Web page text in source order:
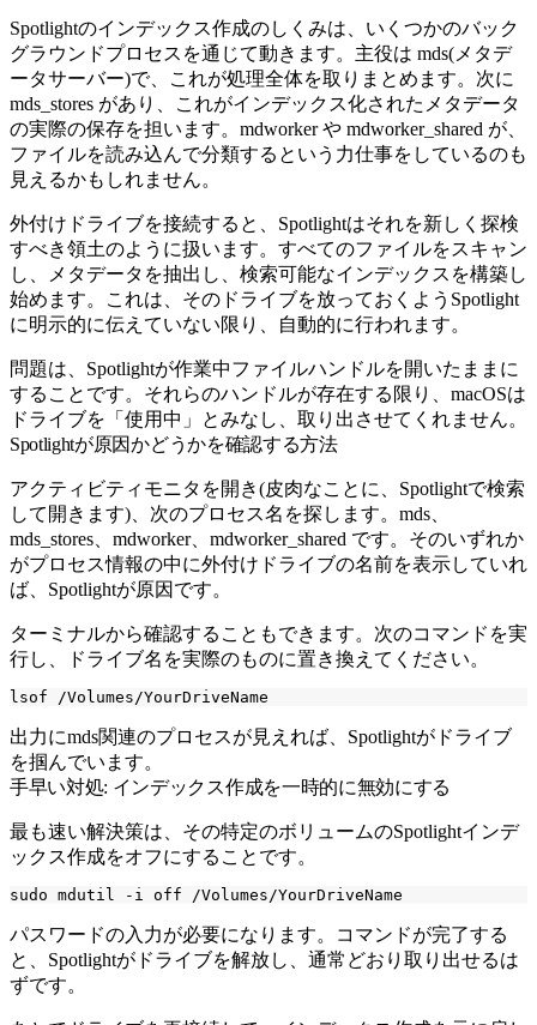
Spotlightのインデックス作成のしくみは、いくつかのバック
グラウンドプロセスを通じて動きます。主役は mds(メタデ
ータサーバー)で、これが処理全体を取りまとめます。次に
mds_stores があり、これがインデックス化されたメタデータ
の実際の保存を担います。 mdworkerや mdworker_shared が、
ファイルを読み込んで分類するという力仕事をしているのも
見えるかもしれません。
外付けドライブを接続すると、Spotlightはそれを新しく探検
すべき領土のように扱います。すべてのファイルをスキャン
し、メタデータを抽出し、検索可能なインデックスを構築し
始めます。これは、そのドライブを放っておくようSpotlight
に明示的に伝えていない限り、自動的に行われます。
問題は、Spotlightが作業中ファイルハンドルを開いたままに
することです。それらのハンドルが存在する限り、macOSは
ドライブを「使用中」とみなし、取り出させてくれません。
Spotlightが原因かどうかを確認する方法
アクティビティモニタを開き(皮肉なことに、Spotlightで検索
して開きます)、次のプロセス名を探します。 mds
mds_stores
mdworker、 mdworker_shared です。そのいずれか
がプロセス情報の中に外付けドライブの名前を表示していれ
ば、Spotlightが原因です。
ターミナルから確認することもできます。次のコマンドを実
行し、ドライブ名を実際のものに置き換えてください。
出力にmds関連のプロセスが見えれば、Spotlightがドライブ
を掴んでいます。
手早い対処: インデックス作成を一時的に無効にする
最も速い解決策は、その特定のボリュームのSpotlightインデ
ックス作成をオフにすることです。
パスワードの入力が必要になります。コマンドが完了する
と、Spotlightがドライブを解放し、通常どおり取り出せるは
ずです。